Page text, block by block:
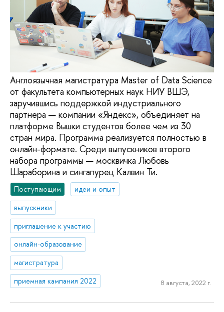
Англоязычная магистратура Master of Data Science
от факультета компьютерных наук НИУ ВШЭ,
заручившись поддержкой индустриального
партнера — компании «Яндекс», объединяет на
платформе Вышки студентов более чем из 30
стран мира. Программа реализуется полностью в
онлайн-формате. Среди выпускников второго
набора программы — москвичка Любовь
Шараборина и сингапурец Калвин Ти.
Поступающим
идеи и опыт
выпускники
приглашение к участию
онлайн-образование
магистратура
приемная кампания 2022
8 августа, 2022 г.